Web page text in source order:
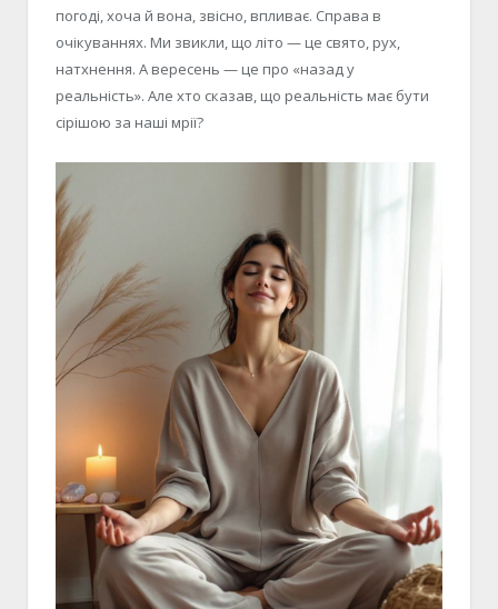
погоді,хоча й вона, звісно, впливає. Справа в
очікуваннях. Ми звикли, що літо — це свято, рух,
натхнення. А вересень — це про «назад у
реальність». Але хто сказав, що реальність має бути
сірішою за наші мрії?